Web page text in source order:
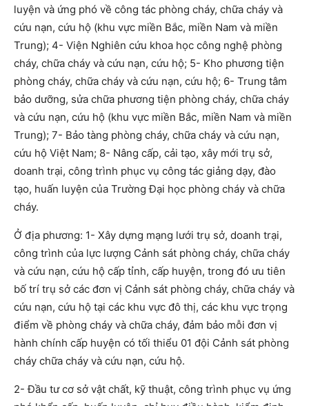
luyện và ứng phó về công tác phòng cháy, chữa cháy và
cứu nạn, cứu hộ (khu vực miền Bắc, miền Nam và miền
Trung); 4- Viện Nghiên cứu khoa học công nghệ phòng
cháy, chữa cháy và cứu nạn, cứu hộ; 5- Kho phương tiện
phòng cháy, chữa cháy và cứu nạn, cứu hộ; 6- Trung tâm
bảo dưỡng, sửa chữa phương tiện phòng cháy, chữa cháy
và cứu nạn, cứu hộ (khu vực miền Bắc, miền Nam và miền
Trung); 7- Bảo tàng phòng cháy, chữa cháy và cứu nạn,
cứu hộ Việt Nam; 8- Nâng cấp, cải tạo, xây mới trụ sở,
doanh trại, công trình phục vụ công tác giảng dạy, đào
tạo, huấn luyện của Trường Đại học phòng cháy và chữa
cháy.
Ở địa phương: 1- Xây dựng mạng lưới trụ sở, doanh trại,
công trình của lực lượng Cảnh sát phòng cháy, chữa cháy
và cứu nạn, cứu hộ cấp tỉnh, cấp huyện, trong đó ưu tiên
bố trí trụ sở các đơn vị Cảnh sát phòng cháy, chữa cháy và
cứu nạn, cứu hộ tại các khu vực đô thị, các khu vực trọng
điểm về phòng cháy và chữa cháy, đảm bảo mỗi đơn vị
hành chính cấp huyện có tối thiểu 01 đội Cảnh sát phòng
cháy chữa cháy và cứu nạn, cứu hộ.
2- Đầu tư cơ sở vật chất, kỹ thuật, công trình phục vụ ứng